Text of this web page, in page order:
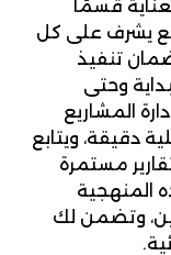
قسمًا
يشرف على كل
تنفيذ
وحتى
المشاريع
دقيقة، ويتابع
مستمرة
المنهجية
وتضمن لك